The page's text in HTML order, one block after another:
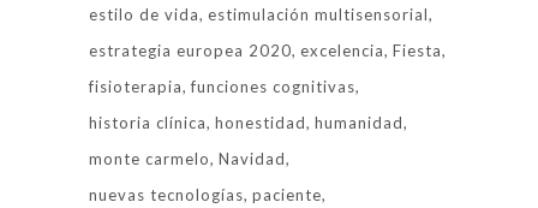
estilo de vida estimulación multisensorial
estrategia europea 2020 excelencia Fiesta
fisioterapia funciones cognitivas
historia clínica honestidad humanidad
monte carmelo Navidad
nuevas tecnologías paciente